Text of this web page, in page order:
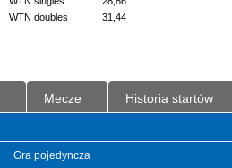
WTN doubles
31,44
Mecze Historia startów
Gra pojedyncza